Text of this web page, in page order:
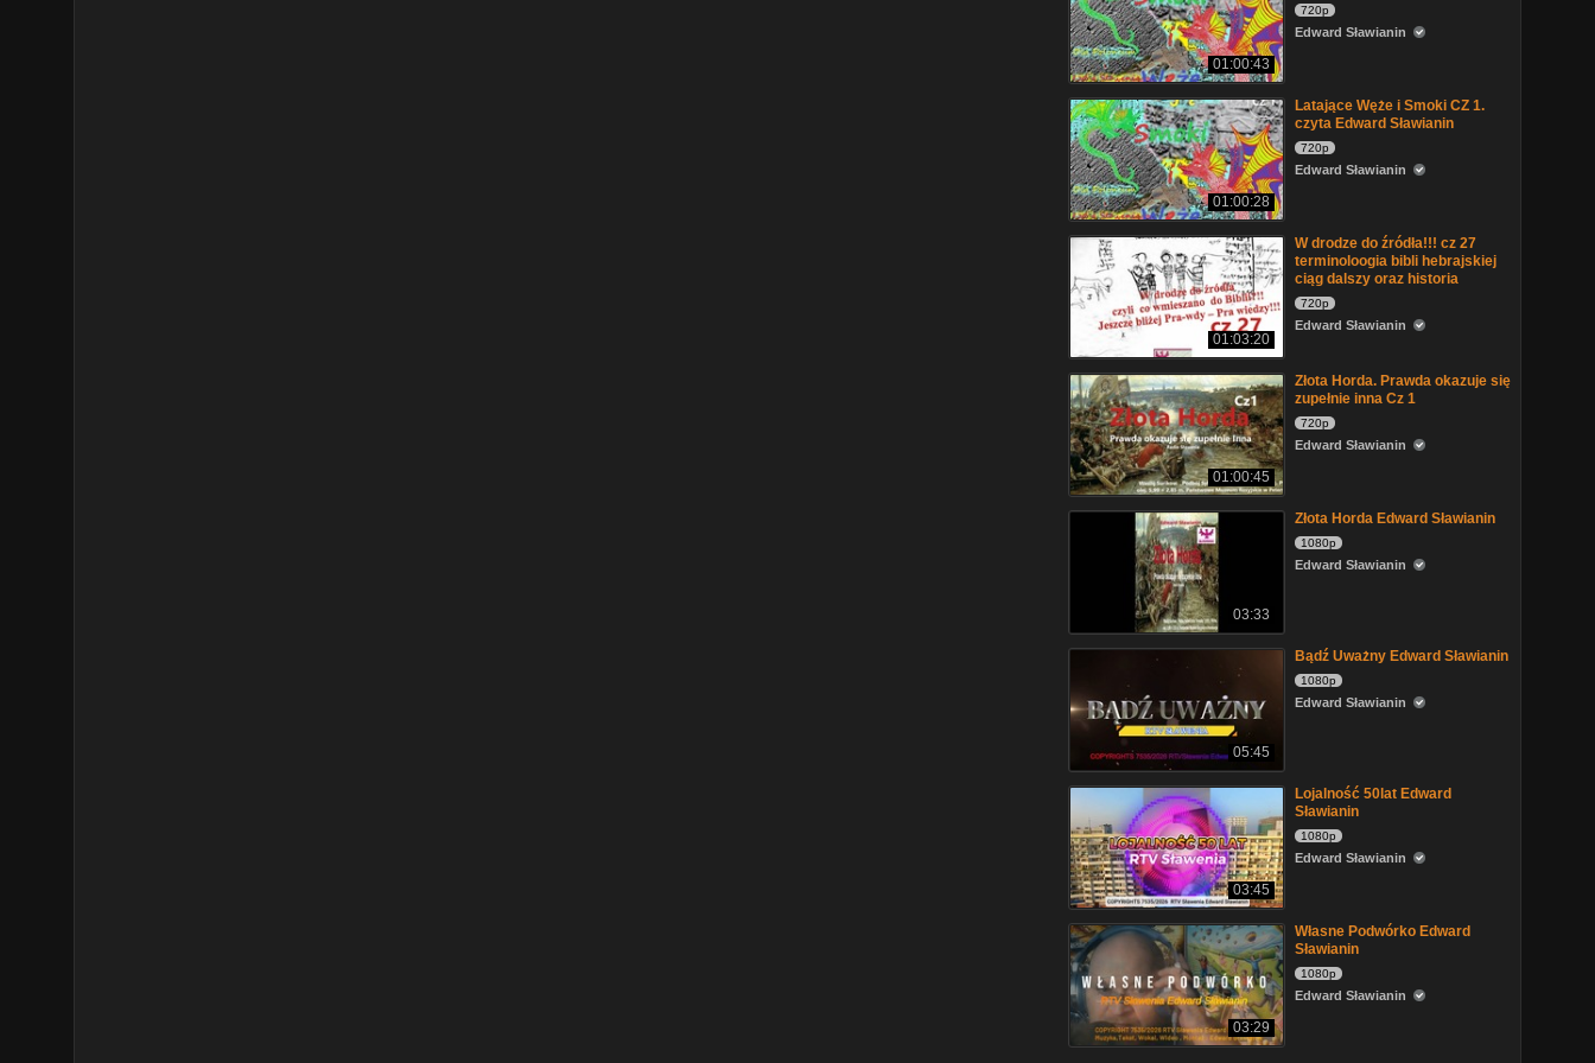
01:00:43
720p
Edward Sławianin
01:00:28
Latające Węże i Smoki CZ 1.
czyta Edward Sławianin
720p
Edward Sławianin
01:03:20
W drodze do źródła!!! cz 27
terminoloogia bibli hebrajskiej
ciąg dalszy oraz historia
720p
Edward Sławianin
01:00:45
Złota Horda. Prawda okazuje się
zupełnie inna Cz 1
720p
Edward Sławianin
03:33
Złota Horda Edward Sławianin
1080p
Edward Sławianin
05:45
Bądź Uważny Edward Sławianin
1080p
Edward Sławianin
03:45
Lojalność 50lat Edward
Sławianin
1080p
Edward Sławianin
03:29
Własne Podwórko Edward
Sławianin
1080p
Edward Sławianin